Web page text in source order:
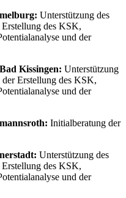
Unterstützung des
des KSK,
und der
Kissingen: Unterstützung
Erstellung des KSK,
und der
Initialberatung der
Unterstützung des
des KSK,
und der